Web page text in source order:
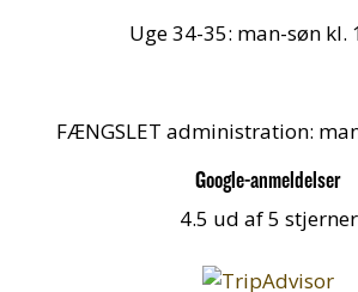
Uge 34-35: man-søn kl.
FÆNGSLET administration:
Google-anmeldelser
4.5 ud af 5 stjerner